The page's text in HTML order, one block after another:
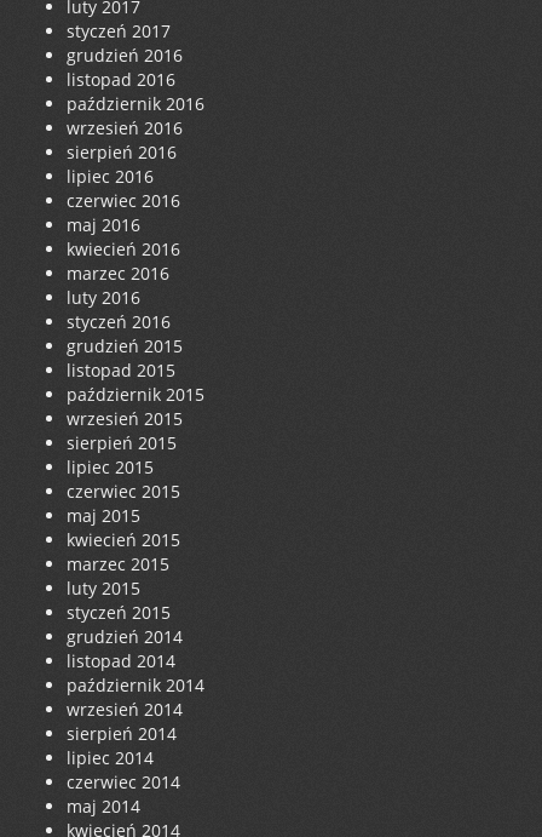
luty 2017
styczeń 2017
grudzień 2016
listopad 2016
październik 2016
wrzesień 2016
sierpień 2016
lipiec 2016
czerwiec 2016
maj 2016
kwiecień 2016
marzec 2016
luty 2016
styczeń 2016
grudzień 2015
listopad 2015
październik 2015
wrzesień 2015
sierpień 2015
lipiec 2015
czerwiec 2015
maj 2015
kwiecień 2015
marzec 2015
luty 2015
styczeń 2015
grudzień 2014
listopad 2014
październik 2014
wrzesień 2014
sierpień 2014
lipiec 2014
czerwiec 2014
maj 2014
kwiecień 2014